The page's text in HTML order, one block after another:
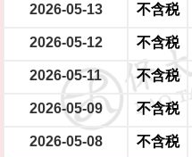
2026-05-13 不含税
2026-05-12 不含税
2026-05-11 不含税
2026-05-09 不含税
2026-05-08 不含税